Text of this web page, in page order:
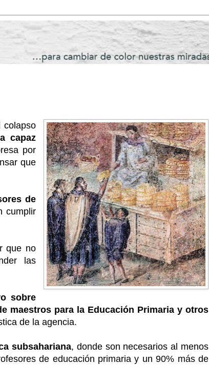
colapso
capaz
por
que
de
cumplir
que no
las
sobre
maestros para la Educación Primaria y otros
de la agencia.
subsahariana, donde son necesarios al menos
de educación primaria y un 90% más de